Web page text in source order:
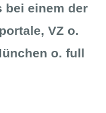
bei einem der
VZ o.
o. full